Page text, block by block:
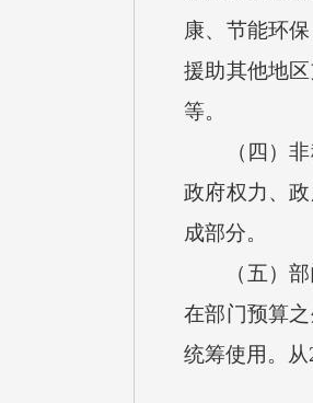
康、节能环
援助其他地
等。
（四）非税
政府权力、
成部分。
（五）部门
在部门预算
统筹使用。从